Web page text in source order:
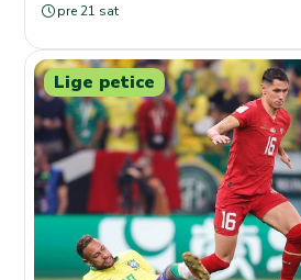
pre 21 sat
Lige petice